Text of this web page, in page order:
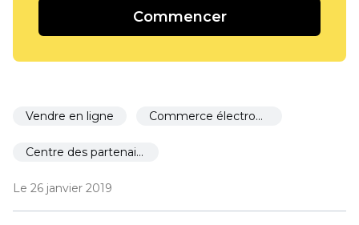
Commencer
Vendre en ligne Commerce électronique pour les restaurants
Centre des partenaires
Le 26 janvier 2019